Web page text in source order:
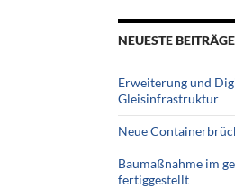
NEUESTE BEITRÄGE
Erweiterung und
Gleisinfrastruktur
Neue
Baumaßnahme im
fertiggestellt